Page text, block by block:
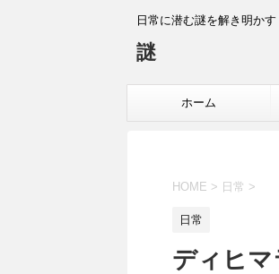
日常に潜む謎を解き明かす
謎
ホーム
HOME > 日常 >
日常
ディヒマ